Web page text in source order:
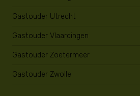
Gastouder Utrecht
Gastouder Vlaardingen
Gastouder Zoetermeer
Gastouder Zwolle